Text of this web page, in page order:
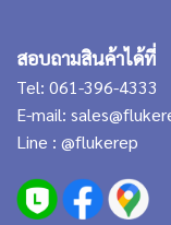
สอบถามสินค้าได้ที่
Tel: 061-396-4333
E-mail:
Line : @flukerep